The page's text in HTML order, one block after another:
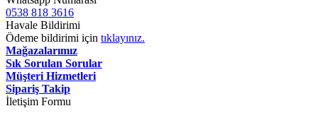
0538 818 3616
Havale Bildirimi
Ödeme bildirimi için tıklayınız.
Mağazalarımız
Sık Sorulan Sorular
Müşteri Hizmetleri
Sipariş Takip
İletişim Formu